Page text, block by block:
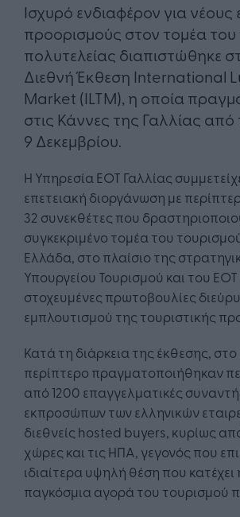
Ισχυρό ενδιαφέρον για νέους
προορισμούς στον τομέα του
πολυτελείας διαπιστώθηκε
Διεθνή Έκθεση International
Market (ILTM), η οποία
στις Κάννες της Γαλλίας από
9 Δεκεμβρίου.
Η Υπηρεσία ΕΟΤ Γαλλίας
επετειακή διοργάνωση με
32 συνεκθέτες που
συγκεκριμένο τομέα του
Ελλάδα, στο πλαίσιο της
Υπουργείου Τουρισμού και του ΕΟΤ
στοχευμένες πρωτοβουλίες
εμπλουτισμού της τουριστικής
Κατά τη διάρκεια της έκθεσης, στο
περίπτερο πραγματοποιήθηκαν
από 1200 επαγγελματικές
εκπροσώπων των ελληνικών
διεθνείς hosted buyers, κυρίως
χώρες και τις ΗΠΑ, γεγονός που
ιδιαίτερα υψηλή θέση που
παγκόσμια αγορά του τουρισμού